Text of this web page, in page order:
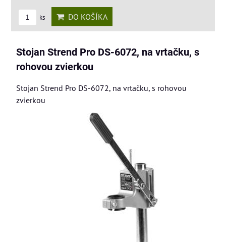
ks DO KOŠÍKA
Stojan Strend Pro DS-6072, na vrtačku, s
rohovou zvierkou
Stojan Strend Pro DS-6072, na vrtačku, s rohovou
zvierkou